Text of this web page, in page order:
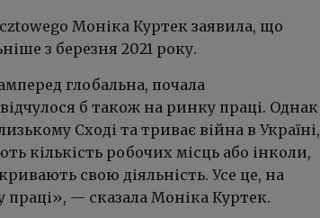
Моніка Куртек заявила, що
з березня 2021 року.
глобальна, почала
б також на ринку праці. Однак
Сході та триває війна в Україні,
кількість робочих місць або інколи,
свою діяльність. Усе це, на
праці», — сказала Моніка Куртек.